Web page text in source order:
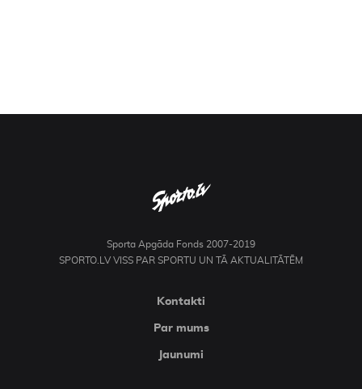
Sporta Apgāda Fonds 2007-2019
SPORTO.LV VISS PAR SPORTU UN TĀ AKTUALITĀTĒM
Kontakti
Par mums
Jaunumi